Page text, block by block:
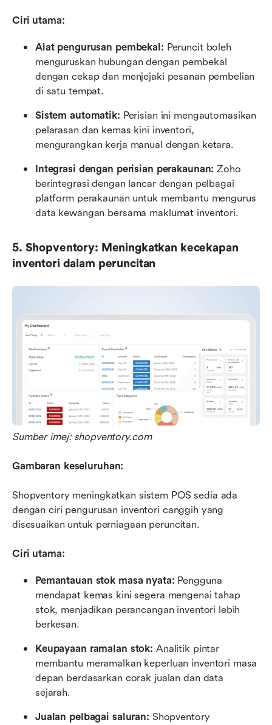
Ciri utama:
Alat pengurusan pembekal: Peruncit boleh
menguruskan hubungan dengan pembekal
dengan cekap dan menjejaki pesanan pembelian
di satu tempat.
Sistem automatik: Perisian ini mengautomasikan
pelarasan dan kemas kini inventori,
mengurangkan kerja manual dengan ketara.
Integrasi dengan perisian perakaunan: Zoho
berintegrasi dengan lancar dengan pelbagai
platform perakaunan untuk membantu mengurus
data kewangan bersama maklumat inventori.
5. Shopventory: Meningkatkan kecekapan
inventori dalam peruncitan
Sumber imej: shopventory.com
Gambaran keseluruhan:
Shopventory meningkatkan sistem POS sedia ada
dengan ciri pengurusan inventori canggih yang
disesuaikan untuk perniagaan peruncitan.
Ciri utama:
Pemantauan stok masa nyata: Pengguna
mendapat kemas kini segera mengenai tahap
stok, menjadikan perancangan inventori lebih
berkesan.
Keupayaan ramalan stok: Analitik pintar
membantu meramalkan keperluan inventori masa
depan berdasarkan corak jualan dan data
sejarah.
Jualan pelbagai saluran: Shopventory